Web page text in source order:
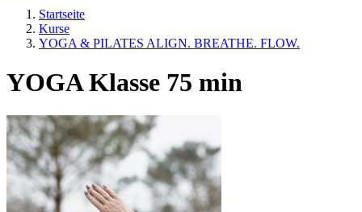
Startseite
Kurse
YOGA & PILATES ALIGN. BREATHE. FLOW.
YOGA Klasse 75 min